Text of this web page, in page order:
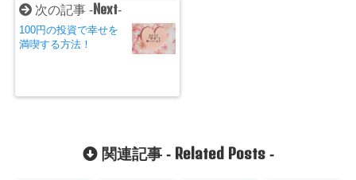
次の記事 - Next-
100円の投資で幸せを
満喫する方法！
関連記事 - Related Posts-